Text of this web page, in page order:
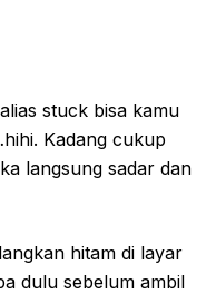
stuck bisa kamu
Kadang cukup
langsung sadar dan
hitam di layar
dulu sebelum ambil